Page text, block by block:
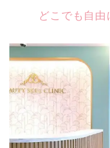
どこでも自